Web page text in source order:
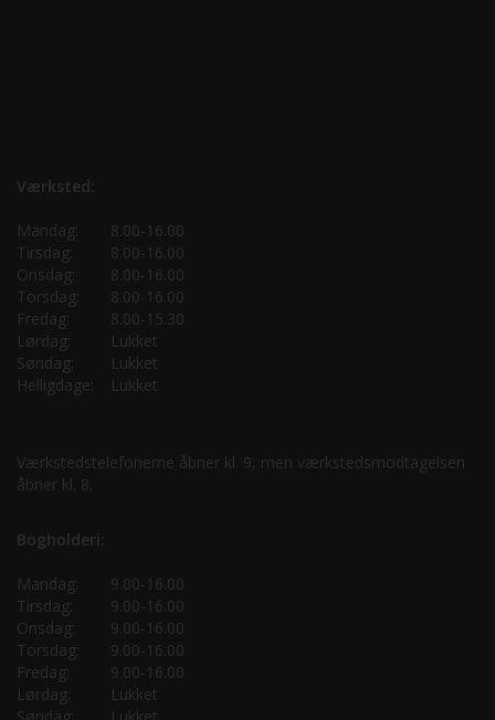
Værksted:
Mandag:
8.00-16.00
Tirsdag:
8.00-16.00
Onsdag:
8.00-16.00
Torsdag:
8.00-16.00
Fredag:
8.00-15.30
Lørdag:
Lukket
Søndag:
Lukket
Helligdage:
Lukket
Værkstedstelefonerne åbner kl. 9, men værkstedsmodtagelsen
åbner kl. 8.
Bogholderi:
Mandag:
9.00-16.00
Tirsdag:
9.00-16.00
Onsdag:
9.00-16.00
Torsdag:
9.00-16.00
Fredag:
9.00-16.00
Lørdag:
Lukket
Søndag:
Lukket